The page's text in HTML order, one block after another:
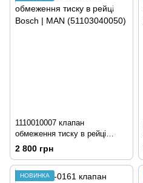
1110010007 клапан
обмеження тиску в рейці
Bosch | MAN (51103040050)
2 800 грн
НОВИНКА